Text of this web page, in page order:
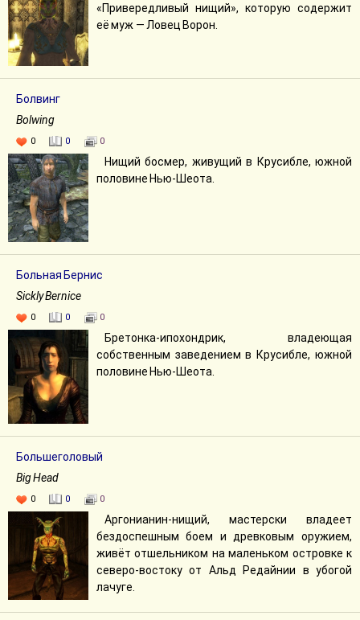
«Привередливый нищий», которую содержит
её муж — Ловец Ворон.
Болвинг
Bolwing
0 0 0
Нищий босмер, живущий в Крусибле, южной
половине Нью-Шеота.
Больная Бернис
Sickly Bernice
0 0 0
Бретонка-ипохондрик, владеющая
собственным заведением в Крусибле, южной
половине Нью-Шеота.
Большеголовый
Big Head
0 0 0
Аргонианин-нищий, мастерски владеет
бездоспешным боем и древковым оружием,
живёт отшельником на маленьком островке к
северо-востоку от Альд Редайнии в убогой
лачуге.